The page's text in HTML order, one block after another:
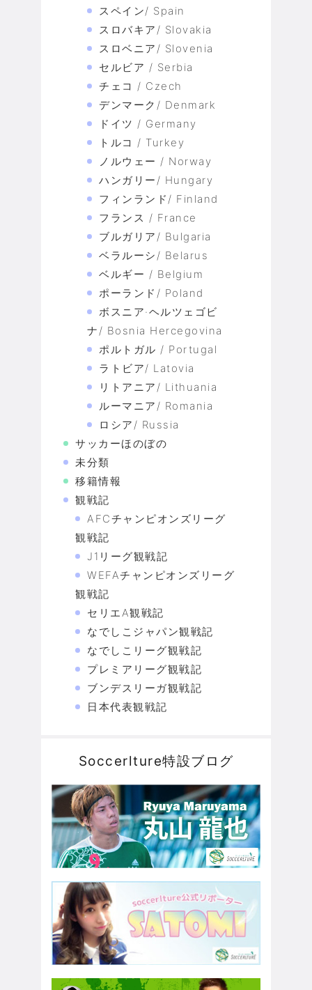
スペイン/ Spain
スロバキア/ Slovakia
スロベニア/ Slovenia
セルビア / Serbia
チェコ / Czech
デンマーク/ Denmark
ドイツ / Germany
トルコ / Turkey
ノルウェー / Norway
ハンガリー/ Hungary
フィンランド/ Finland
フランス / France
ブルガリア/ Bulgaria
ベラルーシ/ Belarus
ベルギー / Belgium
ポーランド/ Poland
ボスニア·ヘルツェゴビ
ナ/ Bosnia Hercegovina
ポルトガル / Portugal
ラトビア/ Latovia
リトアニア/ Lithuania
ルーマニア/ Romania
ロシア/ Russia
サッカーほのぼの
未分類
移籍情報
観戦記
AFCチャンピオンズリーグ
観戦記
J1リーグ観戦記
WEFAチャンピオンズリーグ
観戦記
セリエA観戦記
なでしこジャパン観戦記
なでしこリーグ観戦記
プレミアリーグ観戦記
ブンデスリーガ観戦記
日本代表観戦記
Soccerlture特設ブログ